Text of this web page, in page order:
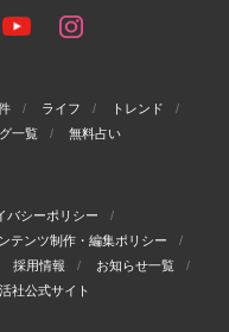
ライフ
トレンド
一覧 無料占い
バシーポリシー
テンツ制作・編集ポリシー
採用情報
お知らせ一覧
社公式サイト